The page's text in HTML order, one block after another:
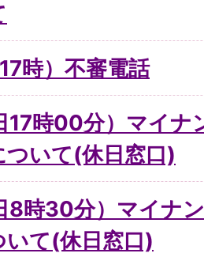
時）不審電話
17時00分）マイ
ついて(休日窓口)
8時30分）マイナ
て(休日窓口)